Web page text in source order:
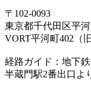
〒102-0093
東京都千代田区平
VORT平河町402（
経路ガイド：地下
半蔵門駅2番出口よ